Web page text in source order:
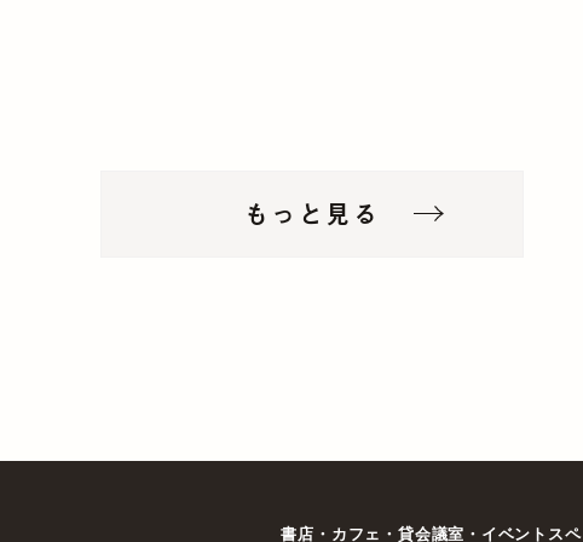
もっと見る
書店・カフェ・貸会議室・イベントス